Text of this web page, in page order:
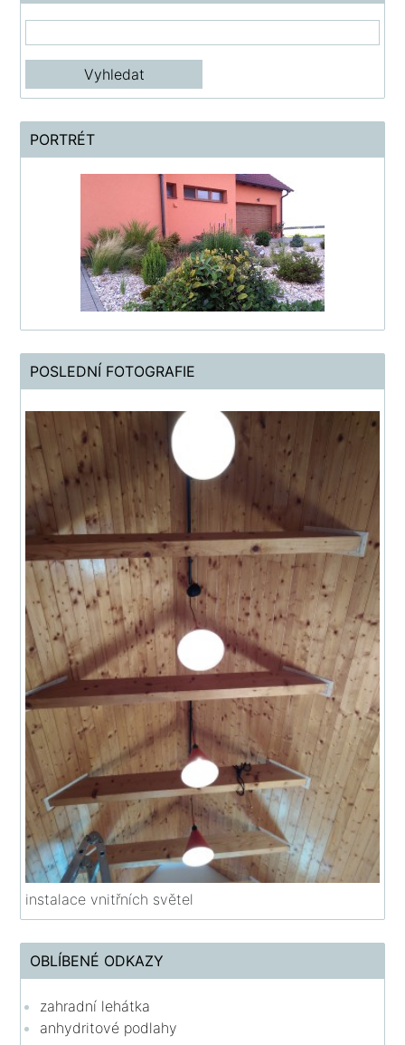
PORTRÉT
POSLEDNÍ FOTOGRAFIE
instalace vnitřních světel
OBLÍBENÉ ODKAZY
zahradní lehátka
anhydritové podlahy